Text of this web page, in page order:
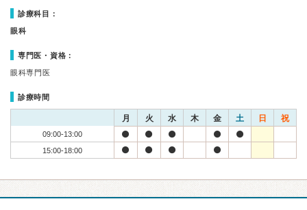
診療科目：
眼科
専門医・資格：
眼科専門医
診療時間
月 火 水 木 金 土 日 祝
09:00-13:00
15:00-18:00